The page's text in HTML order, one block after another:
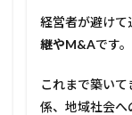
援の
特徴
具体
的な
経営者が避けて
継やM&Aです。
これまで築い
係、地域社会